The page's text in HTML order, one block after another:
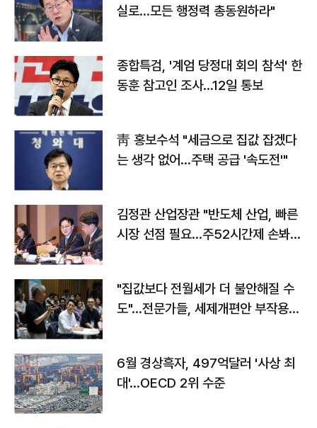
실로…모든 행정력 총동원하라"
종합특검, '계엄 당정대 회의 참석' 한
동훈 참고인 조사...12일 통보
靑 홍보수석 "세금으로 집값 잡겠다
는 생각 없어…주택 공급 '속도전'"
김정관 산업장관 "반도체 산업, 빠른
시장 선점 필요…주52시간제 손봐
"집값보다 전월세가 더 불안해질 수
도"…전문가들, 세제개편안 부작용
6월 경상흑자, 497억달러 '사상 최
대'…OECD 2위 수준